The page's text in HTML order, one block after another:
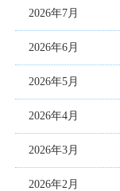
2026年7月
2026年6月
2026年5月
2026年4月
2026年3月
2026年2月